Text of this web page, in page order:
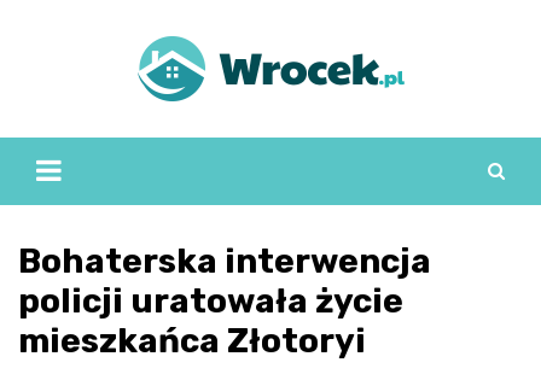
Bohaterska interwencja
policji uratowała życie
mieszkańca Złotoryi